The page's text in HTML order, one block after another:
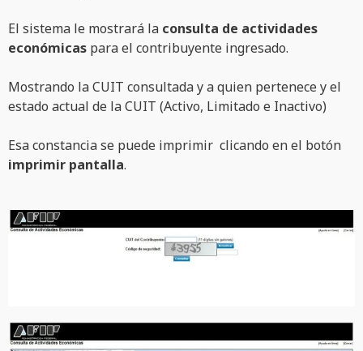
El sistema le mostrará la consulta de actividades
económicas para el contribuyente ingresado.
Mostrando la CUIT consultada y a quien pertenece y el
estado actual de la CUIT (Activo, Limitado e Inactivo)
Esa constancia se puede imprimir clicando en el botón
imprimir pantalla.